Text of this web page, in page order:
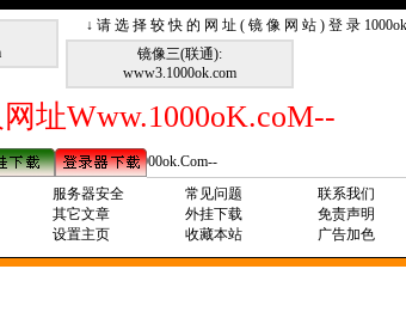
↓ 请 选 择 较 快 的 网 址 ( 镜 像 网 站 ) 登 录
镜像三(联通):
www3.1000ok.com
址Www.1000oK.coM--
永久网址Www.1000ok.Com--
服务器安全 常见问题
联系我们
其它文章 外挂下载
免责声明
设置主页 收藏本站 广告加色